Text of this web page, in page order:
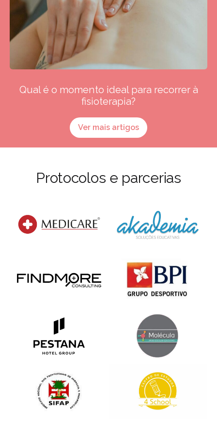
Qual é o momento ideal para recorrer à
fisioterapia?
Ver mais artigos
Protocolos e parcerias